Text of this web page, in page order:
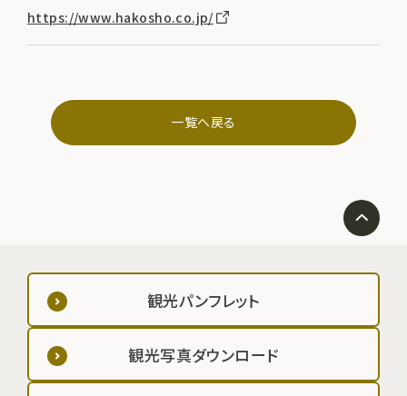
https://www.hakosho.co.jp/
一覧へ戻る
観光パンフレット
観光写真ダウンロード